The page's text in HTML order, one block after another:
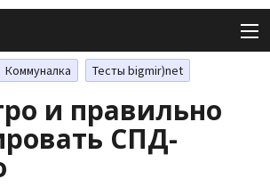
Коммуналка Тесты bigmir)net
и правильно
СПД-